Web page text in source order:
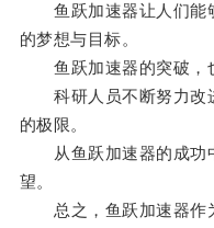
鱼跃加速器让人们能
的梦想与目标。
鱼跃加速器的突破，也
科研人员不断努力改
的极限。
从鱼跃加速器的成功
望。
总之，鱼跃加速器作